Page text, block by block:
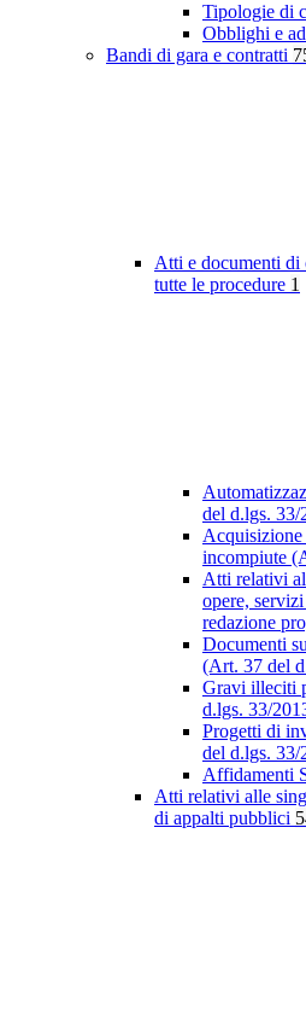
Tipologie di
Obblighi e
Bandi di gara e contratti
Atti e documenti di
tutte le procedure 1
del d.lgs. 33/
Acquisizione
incompiute
Atti relativi
opere,
redazione
Documenti
(Art. 37 del
Gravi illeciti
d.lgs. 33/
Progetti di
del d.lgs. 33/
Affidamenti
Atti relativi alle
di appalti pubblici